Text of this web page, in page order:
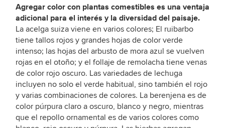
Agregar color con plantas comestibles es una ventaja
adicional para el interés y la diversidad del paisaje.
La acelga suiza viene en varios colores; El ruibarbo
tiene tallos rojos y grandes hojas de color verde
intenso; las hojas del arbusto de mora azul se vuelven
rojas en el otoño; y el follaje de remolacha tiene venas
de color rojo oscuro. Las variedades de lechuga
incluyen no solo el verde habitual, sino también el rojo
y varias combinaciones de colores. La berenjena es de
color púrpura claro a oscuro, blanco y negro, mientras
que el repollo ornamental es de varios colores como